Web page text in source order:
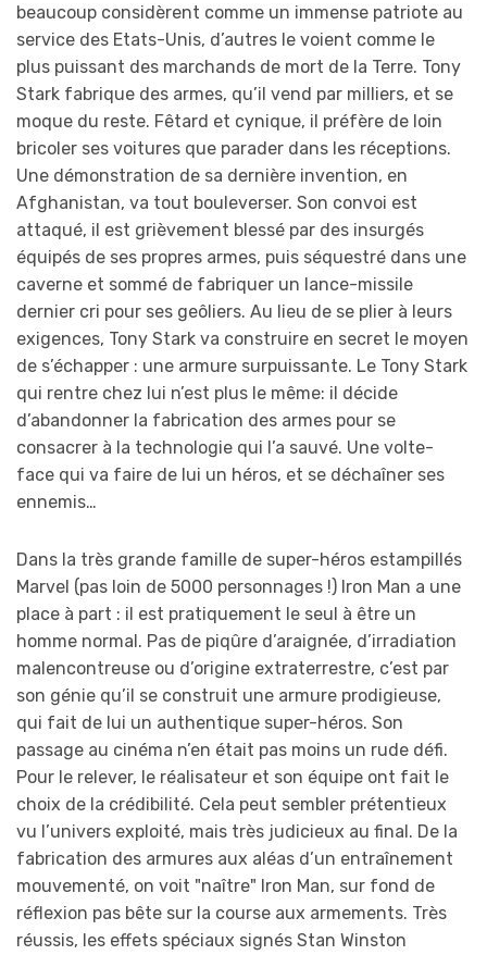
beaucoup considèrent comme un immense patriote au
service des Etats-Unis, d’autres le voient comme le
plus puissant des marchands de mort de la Terre. Tony
Stark fabrique des armes, qu’il vend par milliers, et se
moque du reste. Fêtard et cynique, il préfère de loin
bricoler ses voitures que parader dans les réceptions.
Une démonstration de sa dernière invention, en
Afghanistan, va tout bouleverser. Son convoi est
attaqué, il est grièvement blessé par des insurgés
équipés de ses propres armes, puis séquestré dans une
caverne et sommé de fabriquer un lance-missile
dernier cri pour ses geôliers. Au lieu de se plier à leurs
exigences, Tony Stark va construire en secret le moyen
de s’échapper : une armure surpuissante. Le Tony Stark
qui rentre chez lui n’est plus le même: il décide
d’abandonner la fabrication des armes pour se
consacrer à la technologie qui l’a sauvé. Une volte-
face qui va faire de lui un héros, et se déchaîner ses
ennemis…
Dans la très grande famille de super-héros estampillés
Marvel (pas loin de 5000 personnages !) Iron Man a une
place à part : il est pratiquement le seul à être un
homme normal. Pas de piqûre d’araignée, d’irradiation
malencontreuse ou d’origine extraterrestre, c’est par
son génie qu’il se construit une armure prodigieuse,
qui fait de lui un authentique super-héros. Son
passage au cinéma n’en était pas moins un rude défi.
Pour le relever, le réalisateur et son équipe ont fait le
choix de la crédibilité. Cela peut sembler prétentieux
vu l’univers exploité, mais très judicieux au final. De la
fabrication des armures aux aléas d’un entraînement
mouvementé, on voit "naître" Iron Man, sur fond de
réflexion pas bête sur la course aux armements. Très
réussis, les effets spéciaux signés Stan Winston